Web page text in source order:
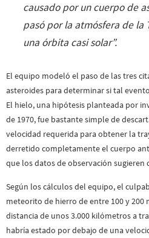
causado por un cuerpo de
pasó por la atmósfera de la
una órbita casi solar”.
El equipo modeló el paso de las tres
asteroides para determinar si tal
El hielo, una hipótesis planteada por
de 1970, fue bastante simple de
velocidad requerida para obtener la
derretido completamente el cuerpo
que los datos de observación sugieren
Según los cálculos del equipo, el
meteorito de hierro de entre 100 y
distancia de unos 3.000 kilómetros a
habría estado por debajo de una